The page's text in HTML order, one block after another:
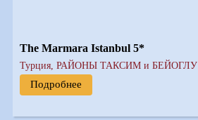
The Marmara Istanbul 5*
Турция, РАЙОНЫ ТАКСИМ и БЕЙОГЛУ
Подробнее